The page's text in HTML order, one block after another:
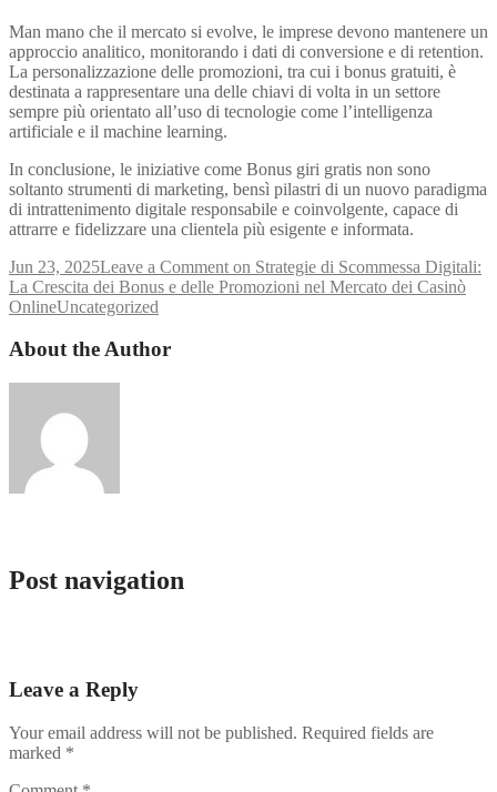
Man mano che il mercato si evolve, le imprese devono mantenere un
approccio analitico, monitorando i dati di conversione e di retention.
La personalizzazione delle promozioni, tra cui i bonus gratuiti, è
destinata a rappresentare una delle chiavi di volta in un settore
sempre più orientato all’uso di tecnologie come l’intelligenza
artificiale e il machine learning.
In conclusione, le iniziative come Bonus giri gratis non sono
soltanto strumenti di marketing, bensì pilastri di un nuovo paradigma
di intrattenimento digitale responsabile e coinvolgente, capace di
attrarre e fidelizzare una clientela più esigente e informata.
Jun 23, 2025Leave a Comment on Strategie di Scommessa Digitali:
La Crescita dei Bonus e delle Promozioni nel Mercato dei Casinò
OnlineUncategorized
About the Author
Post navigation
Leave a Reply
Your email address will not be published. Required fields are
marked *